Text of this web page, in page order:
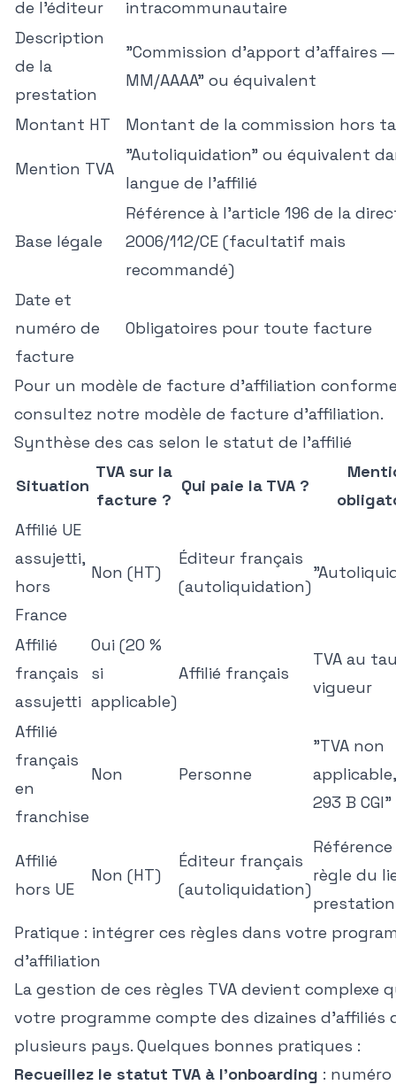
de l'éditeur
intracommunautaire
Description
de la
prestation
"Commission d'apport d'affaires
MM/AAAA" ou équivalent
Montant HT Montant de la commission hors
Mention TVA
"Autoliquidation" ou équivalent
langue de l'affilié
Base légale
Référence à l'article 196 de la
2006/112/CE (facultatif mais
recommandé)
Date et
numéro de
facture
Obligatoires pour toute facture
Pour un modèle de facture d'affiliation
consultez notre modèle de facture d'affiliation.
Synthèse des cas selon le statut de l'affilié
Situation
TVA sur la
facture ?
Qui paie la TVA ?
Affilié UE
assujetti,
hors
France
Non (HT)
Éditeur français
(autoliquidation)
Affilié
français
assujetti
Oui (20 %
si
applicable)
Affilié français
TVA au
vigueur
Affilié
français
en
franchise
Non Personne
"TVA non
293 B CGI"
Affilié
hors UE
Non (HT)
Éditeur français
(autoliquidation)
Référence
règle du
prestation
Pratique : intégrer ces règles dans votre
d'affiliation
La gestion de ces règles TVA devient complexe
votre programme compte des dizaines d'affiliés
plusieurs pays. Quelques bonnes pratiques :
Recueillez le statut TVA à l'onboarding : numéro